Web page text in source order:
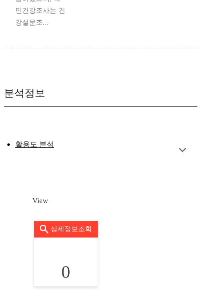
민건강조사는 건
강설문조...
분석정보
활용도 분석
View
상세정보조회
0